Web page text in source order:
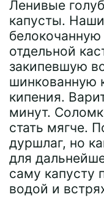
Ленивые
капусты.
белокочанную
отдельной
закипевшую
шинкованную
кипения.
минут.
стать мягче.
дуршлаг, но
для
саму капусту
водой и